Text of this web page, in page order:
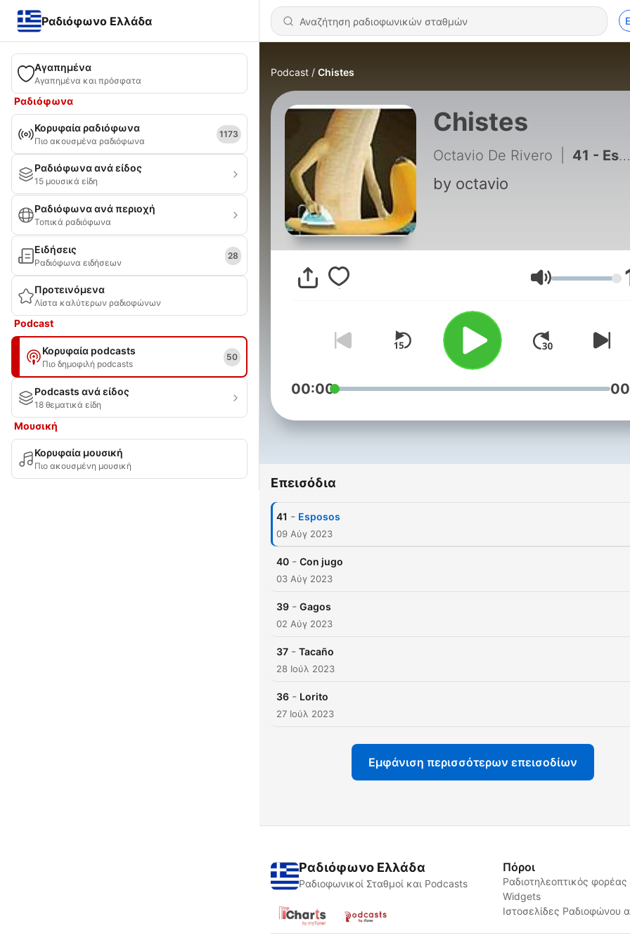
Ραδιόφωνο Ελλάδα
Αγαπημένα
Αγαπημένα και πρόσφατα
Ραδιόφωνα
Κορυφαία ραδιόφωνα
Πιο ακουσμένα ραδιόφωνα
1173
Ραδιόφωνα ανά είδος
15 μουσικά είδη
Ραδιόφωνα ανά περιοχή
Τοπικά ραδιόφωνα
Ειδήσεις
Ραδιόφωνα ειδήσεων
28
Προτεινόμενα
Λίστα καλύτερων ραδιοφώνων
Podcast
Κορυφαία podcasts
Πιο δημοφιλή podcasts
50
Podcasts ανά είδος
18 θεματικά είδη
Μουσική
Κορυφαία μουσική
Πιο ακουσμένη μουσική
Podcast Chistes
Chistes
Octavio De Rivero 41 - Esposos
by octavio
Ένταση
00:00
Επεισόδια
41 - Esposos
09 Αύγ 2023
40 - Con jugo
03 Αύγ 2023
39 - Gagos
02 Αύγ 2023
37 - Tacaño
28 Ιούλ 2023
36 - Lorito
27 Ιούλ 2023
Εμφάνιση περισσότερων επεισοδίων
Ραδιόφωνο Ελλάδα
Ραδιοφωνικοί Σταθμοί και Podcasts
Πόροι
Ραδιοτηλεοπτικός φορέας
Widgets
Ιστοσελίδες Ραδιοφώνου